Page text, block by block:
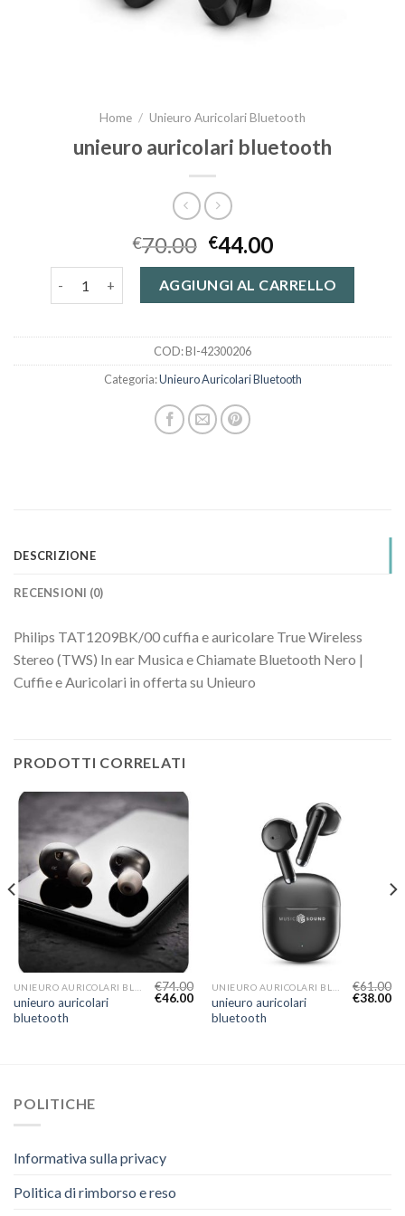
Home / Unieuro Auricolari Bluetooth
unieuro auricolari bluetooth
€70.00 €44.00
unieuro auricolari bluetooth quantità
AGGIUNGI AL CARRELLO
COD:BI-42300206
Categoria:Unieuro Auricolari Bluetooth
DESCRIZIONE
RECENSIONI (0)
Philips TAT1209BK/00 cuffia e auricolare True Wireless
Stereo (TWS) In ear Musica e Chiamate Bluetooth Nero |
Cuffie e Auricolari in offerta su Unieuro
PRODOTTI CORRELATI
unieuro auricolari
bluetooth
€74.00
€46.00
unieuro auricolari
bluetooth
€61.00
€38.00
POLITICHE
Informativa sulla privacy
Politica di rimborso e reso